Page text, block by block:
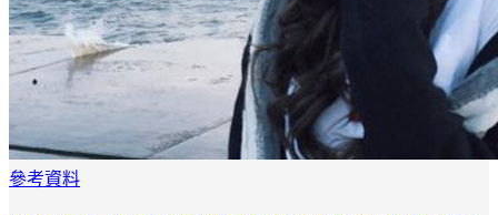
參考資料